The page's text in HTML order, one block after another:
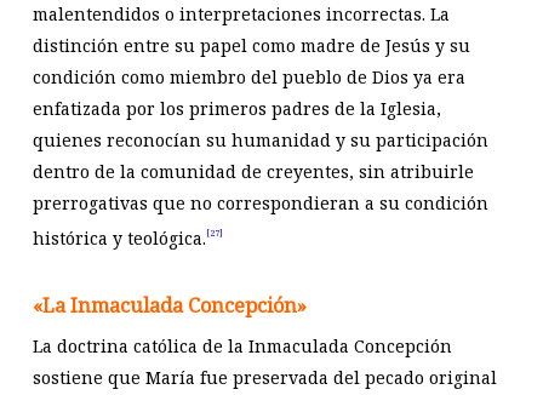
malentendidos o interpretaciones incorrectas. La
distinción entre su papel como madre de Jesús y su
condición como miembro del pueblo de Dios ya era
enfatizada por los primeros padres de la Iglesia,
quienes reconocían su humanidad y su participación
dentro de la comunidad de creyentes, sin atribuirle
prerrogativas que no correspondieran a su condición
histórica y teológica. [27]
«La Inmaculada Concepción»
La doctrina católica de la Inmaculada Concepción
sostiene que María fue preservada del pecado original